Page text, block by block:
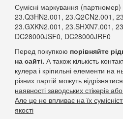
Сумісні маркування
23.Q3HN2.001, 23.Q2CN2.001,
23.GXKN2.001, 23.SHXN7.001,
DC28000JSF0, DC28000JRF0
Перед покупкою порівняйте
на сайті. А також кількість
кулера і кріпильні елементи на
різних партій можуть
наявності заводських стікерів
Але це не впливає на їх
якості